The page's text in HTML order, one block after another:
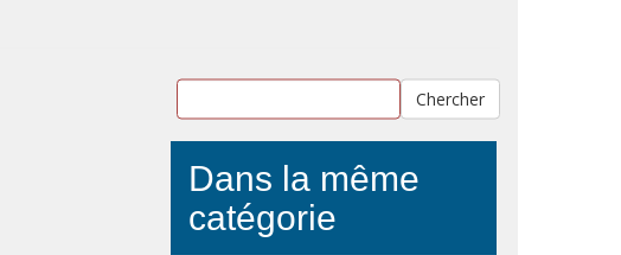
Chercher
Dans la même
catégorie